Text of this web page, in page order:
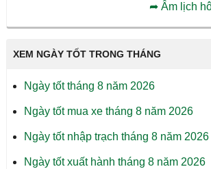
➦Âm lịch
XEM NGÀY TỐT TRONG THÁNG
Ngày tốt tháng 8 năm 2026
Ngày tốt mua xe tháng 8 năm 2026
Ngày tốt nhập trạch tháng 8 năm 2026
Ngày tốt xuất hành tháng 8 năm 2026